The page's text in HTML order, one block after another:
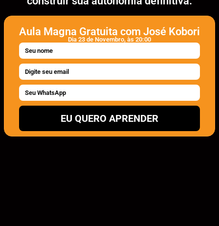
Aula Magna Gratuita com José Kobori
Dia 23 de Novembro, às 20:00
EU QUERO APRENDER